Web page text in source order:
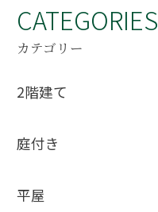
CATEGORIES
カテゴリー
2階建て
庭付き
平屋